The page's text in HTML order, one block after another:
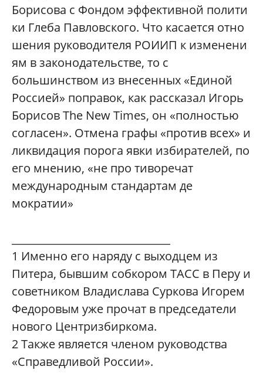
Борисова с Фондом эффективной полити
ки Глеба Павловского. Что касается отно
шения руководителя РОИИП к изменени
ям в законодательстве, то с
большинством из внесенных «Единой
Россией» поправок, как рассказал Игорь
Борисов The New Times, он «полностью
согласен». Отмена графы «против всех» и
ликвидация порога явки избирателей, по
его мнению, «не про тиворечат
международным стандартам де
мократии»
1 Именно его наряду с выходцем из
Питера, бывшим собкором ТАСС в Перу и
советником Владислава Суркова Игорем
Федоровым уже прочат в председатели
нового Центризбиркома.
2Также является членом руководства
«Справедливой России».